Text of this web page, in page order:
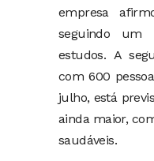
empresa
seguindo um
estudos. A
com 600
julho, está
ainda maior,
saudáveis.